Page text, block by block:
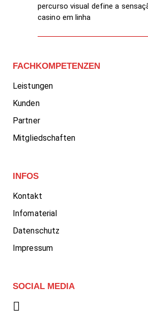
percurso visual define a
casino em linha
FACHKOMPETENZEN
Leistungen
Kunden
Partner
Mitgliedschaften
INFOS
Kontakt
Infomaterial
Datenschutz
Impressum
SOCIAL MEDIA